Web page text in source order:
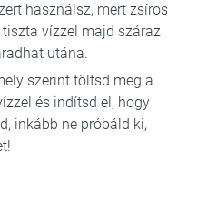
használsz, mert zsíros
vízzel majd száraz
utána.
szerint töltsd meg a
és indítsd el, hogy
inkább ne próbáld ki,